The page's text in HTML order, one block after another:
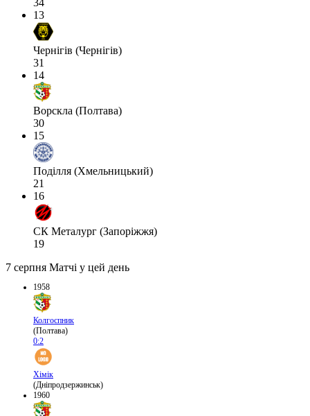
13
Чернігів (Чернігів)
31
14
Ворскла (Полтава)
30
15
Поділля (Хмельницький)
21
16
СК Металург (Запоріжжя)
19
7 серпня Матчі у цей день
1958
Колгоспник
(Полтава)
0:2
Хімік
(Дніпродзержинськ)
1960